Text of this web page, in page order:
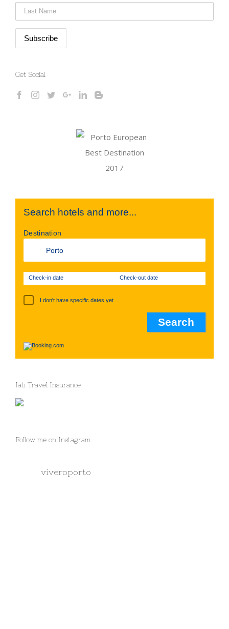
Get Social
Search hotels and more...
Destination
Check-in date Check-out date
I don't have specific dates yet
Iati Travel Insurance
Follow me on Instagram
viveroporto